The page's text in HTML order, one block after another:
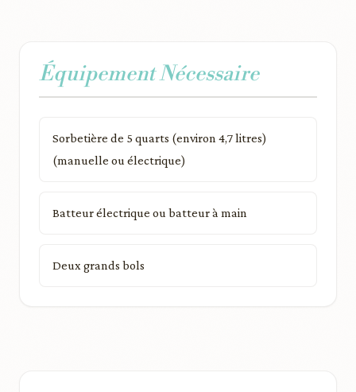
Équipement Nécessaire
Sorbetière de 5 quarts (environ 4,7 litres)
(manuelle ou électrique)
Batteur électrique ou batteur à main
Deux grands bols